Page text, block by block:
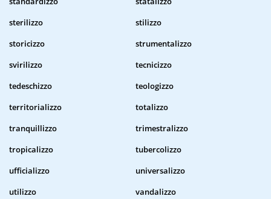
sterilizzo
stilizzo
storicizzo
strumentalizzo
svirilizzo
tecnicizzo
tedeschizzo
teologizzo
territorializzo
totalizzo
tranquillizzo
trimestralizzo
tropicalizzo
tubercolizzo
ufficializzo
universalizzo
utilizzo
vandalizzo